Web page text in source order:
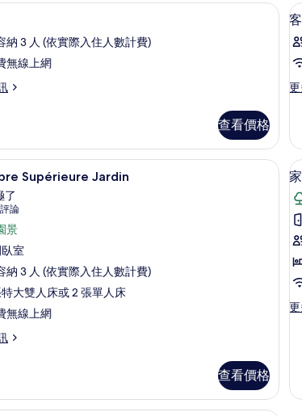
客房內保險箱、搖籃/嬰兒床、免費無線
納 3 人 (依實際入住人數計費)
無線上網
查看價格
顯
有
更
的
詳
情
無線上網 Chambre Supérieure Jardin | 客房內
Supérieure Jardin
滿分 10 分
了
論
景
臥室
納 3 人 (依實際入住人數計費)
特大雙人床或 2 張單人床
無線上網
查看價格
顯
客
更
的